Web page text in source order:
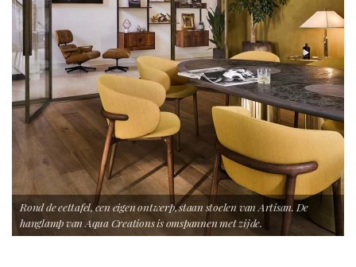
Rond de eettafel, een eigen ontwerp, staan stoelen van Artisan. De
hanglamp van Aqua Creations is omspannen met zijde.